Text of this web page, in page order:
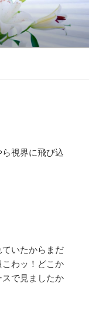
視界に飛び込
いたからまだ
わッ！どこか
で見ましたか